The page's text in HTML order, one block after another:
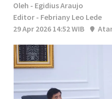
Oleh - Egidius Araujo
Editor - Febriany Leo Lede
29 Apr 2026 14:52 WIB